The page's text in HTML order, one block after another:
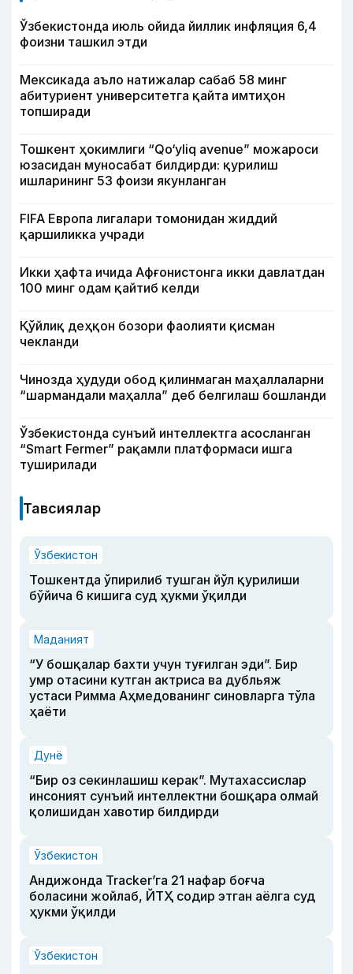
Ўзбекистонда июль ойида йиллик инфляция 6,4
фоизни ташкил этди
Мексикада аъло натижалар сабаб 58 минг
абитуриент университетга қайта имтиҳон
топширади
Тошкент ҳокимлиги “Qo‘yliq avenue” можароси
юзасидан муносабат билдирди: қурилиш
ишларининг 53 фоизи якунланган
FIFA Европа лигалари томонидан жиддий
қаршиликка учради
Икки ҳафта ичида Афғонистонга икки давлатдан
100 минг одам қайтиб келди
Қўйлиқ деҳқон бозори фаолияти қисман
чекланди
Чинозда ҳудуди обод қилинмаган маҳаллаларни
“шармандали маҳалла” деб белгилаш бошланди
Ўзбекистонда сунъий интеллектга асосланган
“Smart Fermer” рақамли платформаси ишга
туширилади
Тавсиялар
Ўзбекистон
Тошкентда ўпирилиб тушган йўл қурилиши
бўйича 6 кишига суд ҳукми ўқилди
Маданият
“У бошқалар бахти учун туғилган эди”. Бир
умр отасини кутган актриса ва дубльяж
устаси Римма Аҳмедованинг синовларга тўла
ҳаёти
Дунё
“Бир оз секинлашиш керак”. Мутахассислар
инсоният сунъий интеллектни бошқара олмай
қолишидан хавотир билдирди
Ўзбекистон
Андижонда Tracker’га 21 нафар боғча
боласини жойлаб, ЙТҲ содир этган аёлга суд
ҳукми ўқилди
Ўзбекистон